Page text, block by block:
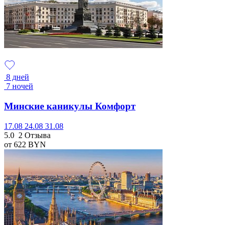
8 дней
7 ночей
Минские каникулы Комфорт
17.08 24.08 31.08
5.0 2 Отзыва
от 622 BYN